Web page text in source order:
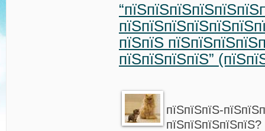
пїЅпїЅ
пїЅпїЅпїЅпїЅ”
пїЅпїЅпїЅ-
пїЅпїЅпїЅпїЅпїЅ?